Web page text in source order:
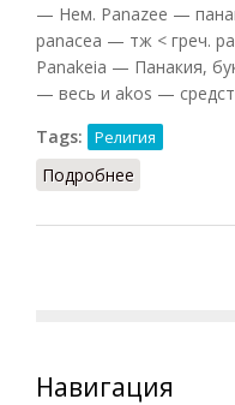
— Нем. Panazee —
panacea — тж < греч.
Panakeia — Панакия,
— весь и akos —
Tags:
Религия
Подробнее
Навигация